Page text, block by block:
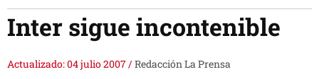
Inter sigue incontenible
Actualizado: 04 julio 2007/Redacción La Prensa